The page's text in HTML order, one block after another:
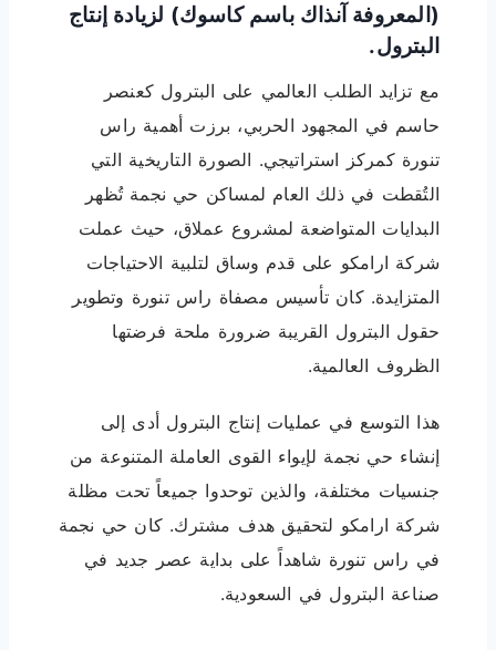
(المعروفة آنذاك باسم كاسوك) لزيادة إنتاج
البترول.
مع تزايد الطلب العالمي على البترول كعنصر
حاسم في المجهود الحربي، برزت أهمية راس
تنورة كمركز استراتيجي. الصورة التاريخية التي
التُقطت في ذلك العام لمساكن حي نجمة تُظهر
البدايات المتواضعة لمشروع عملاق، حيث عملت
شركة ارامكو على قدم وساق لتلبية الاحتياجات
المتزايدة. كان تأسيس مصفاة راس تنورة وتطوير
حقول البترول القريبة ضرورة ملحة فرضتها
الظروف العالمية.
هذا التوسع في عمليات إنتاج البترول أدى إلى
إنشاء حي نجمة لإيواء القوى العاملة المتنوعة من
جنسيات مختلفة، والذين توحدوا جميعاً تحت مظلة
شركة ارامكو لتحقيق هدف مشترك. كان حي نجمة
في راس تنورة شاهداً على بداية عصر جديد في
صناعة البترول في السعودية.